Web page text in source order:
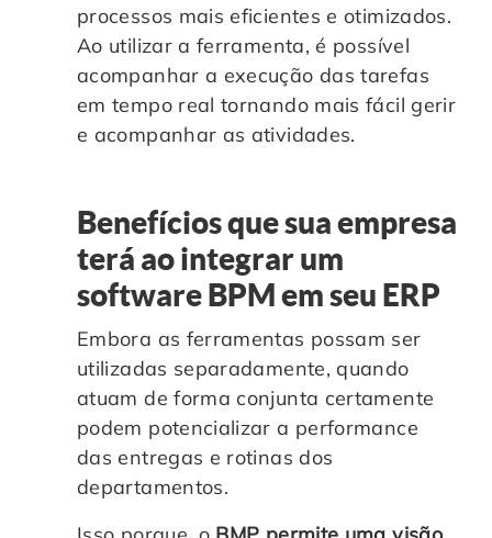
processos mais eficientes e otimizados.
Ao utilizar a ferramenta, é possível
acompanhar a execução das tarefas
em tempo real tornando mais fácil gerir
e acompanhar as atividades.
Benefícios que sua empresa
terá ao integrar um
software BPM em seu ERP
Embora as ferramentas possam ser
utilizadas separadamente, quando
atuam de forma conjunta certamente
podem potencializar a performance
das entregas e rotinas dos
departamentos.